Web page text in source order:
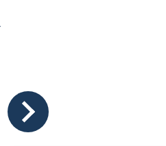
個人情報保護方針